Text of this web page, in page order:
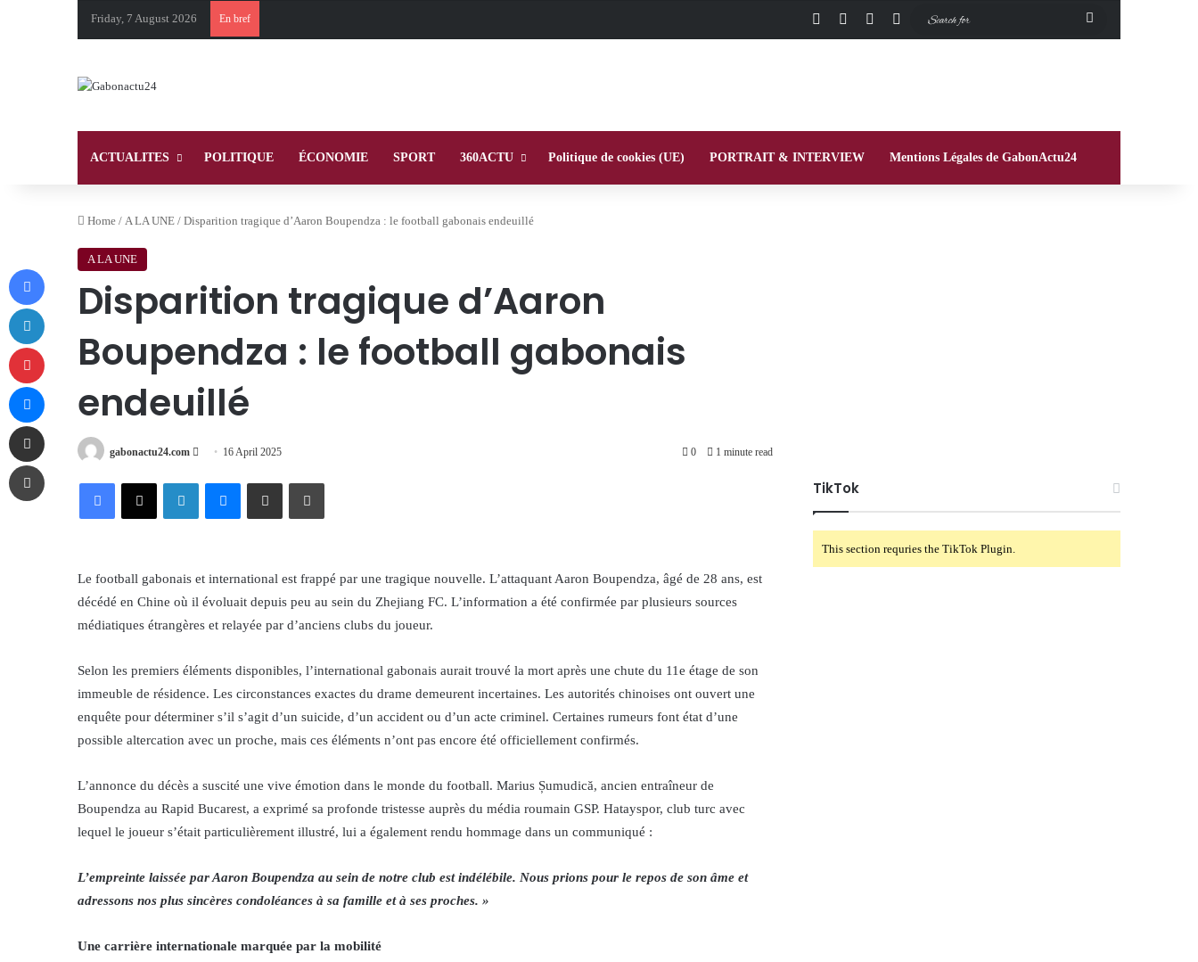
Friday, 7 August 2026 En bref Facebook InstagramSwitch skin
ACTUALITES POLITIQUE ÉCONOMIE SPORT 360ACTU Politique de cookies (UE) PORTRAIT & INTERVIEW Mentions Légales de GabonActu24
Home / A LA UNE / Disparition tragique d’Aaron Boupendza : le football gabonais endeuillé
A LA UNE
Disparition tragique d’Aaron
Boupendza : le football gabonais
endeuillé
gabonactu24.com
Send 16 April 2025 0 1 minute read
FacebookX LinkedInMessengerShare via Email Print
Le football gabonais et international est frappé par une tragique nouvelle. L’attaquant Aaron Boupendza, âgé de 28 ans, est
décédé en Chine où il évoluait depuis peu au sein du Zhejiang FC. L’information a été confirmée par plusieurs sources
médiatiques étrangères et relayée par d’anciens clubs du joueur.
Selon les premiers éléments disponibles, l’international gabonais aurait trouvé la mort après une chute du 11e étage de son
immeuble de résidence. Les circonstances exactes du drame demeurent incertaines. Les autorités chinoises ont ouvert une
enquête pour déterminer s’il s’agit d’un suicide, d’un accident ou d’un acte criminel. Certaines rumeurs font état d’une
possible altercation avec un proche, mais ces éléments n’ont pas encore été officiellement confirmés.
L’annonce du décès a suscité une vive émotion dans le monde du football. Marius Șumudică, ancien entraîneur de
Boupendza au Rapid Bucarest, a exprimé sa profonde tristesse auprès du média roumain GSP. Hatayspor, club turc avec
lequel le joueur s’était particulièrement illustré, lui a également rendu hommage dans un communiqué :
L’empreinte laissée par Aaron Boupendza au sein de notre club est indélébile. Nous prions pour le repos de son âme et
adressons nos plus sincères condoléances à sa famille et à ses proches. »
Une carrière internationale marquée par la mobilité
TikTok
This section requries the TikTok Plugin.
Facebook
LinkedIn
Pinterest